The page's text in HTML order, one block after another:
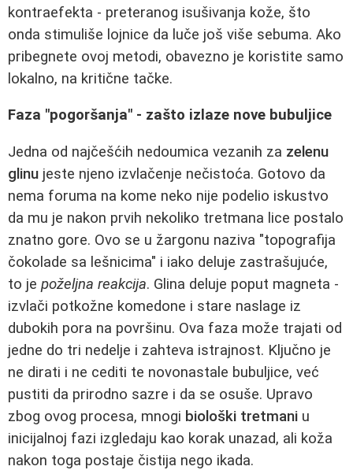
kontraefekta - preteranog isušivanja kože, što
onda stimuliše lojnice da luče još više sebuma. Ako
pribegnete ovoj metodi, obavezno je koristite samo
lokalno, na kritične tačke.
Faza "pogoršanja" - zašto izlaze nove bubuljice
Jedna od najčešćih nedoumica vezanih za zelenu
glinu jeste njeno izvlačenje nečistoća. Gotovo da
nema foruma na kome neko nije podelio iskustvo
da mu je nakon prvih nekoliko tretmana lice postalo
znatno gore. Ovo se u žargonu naziva "topografija
čokolade sa lešnicima" i iako deluje zastrašujuće,
to je poželjna reakcija. Glina deluje poput magneta -
izvlači potkožne komedone i stare naslage iz
dubokih pora na površinu. Ova faza može trajati od
jedne do tri nedelje i zahteva istrajnost. Ključno je
ne dirati i ne cediti te novonastale bubuljice, već
pustiti da prirodno sazre i da se osuše. Upravo
zbog ovog procesa, mnogi biološki tretmani u
inicijalnoj fazi izgledaju kao korak unazad, ali koža
nakon toga postaje čistija nego ikada.